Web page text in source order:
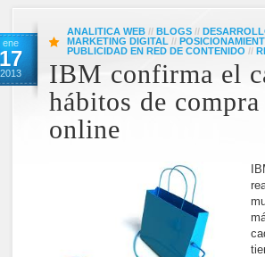
ene
17
2013
ANALITICA WEB // BLOGS //
MARKETING DIGITAL //
PUBLICIDAD EN RED DE CONTENIDO //
IBM confirma el
hábitos de
online